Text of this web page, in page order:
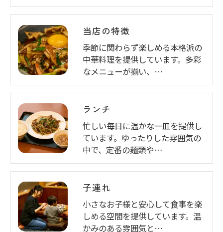
当店の特徴
季節に関わらず楽しめる本格派の
中華料理を提供しています。多彩
なメニューが揃い、…
ランチ
忙しい毎日に温かな一皿を提供し
ています。ゆったりした雰囲気の
中で、定番の麺類や…
子連れ
小さなお子様と安心して食事を楽
しめる空間を提供しています。温
かみのある雰囲気と…